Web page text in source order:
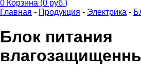
0 Корзина (0 руб.)
Главная - Продукция - Электрика -
Блок питания